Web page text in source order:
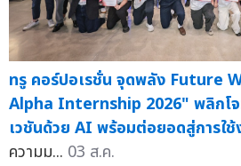
ทรู คอร์ปอเรชั่น จุดพลัง Future
Alpha Internship 2026" พลิกโจ
เวชันด้วย AI พร้อมต่อยอดสู่การใช้
ความม... 03 ส.ค.